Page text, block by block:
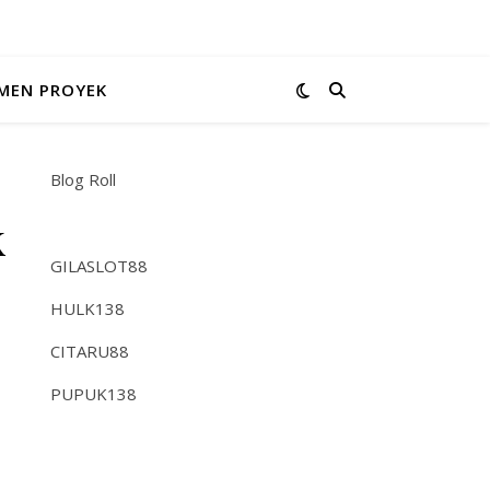
PROYEK
Blog Roll
GILASLOT88
HULK138
CITARU88
PUPUK138